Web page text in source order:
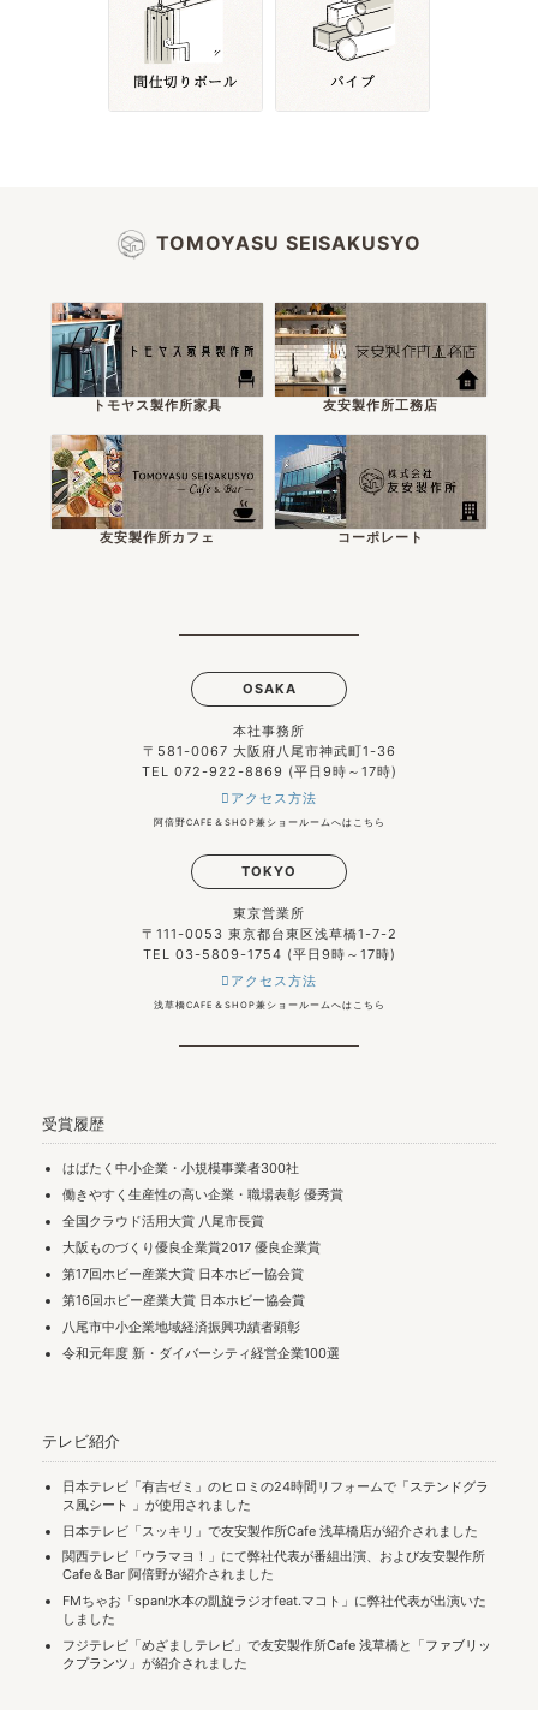
TOMOYASU SEISAKUSYO
トモヤス製作所家具 友安製作所工務店
友安製作所カフェ コーポレート
OSAKA
本社事務所
〒581-0067 大阪府八尾市神武町1-36
TEL 072-922-8869 (平日9時～17時)
アクセス方法
阿倍野CAFE＆SHOP兼ショールームへはこちら
TOKYO
東京営業所
〒111-0053 東京都台東区浅草橋1-7-2
TEL 03-5809-1754 (平日9時～17時)
アクセス方法
浅草橋CAFE＆SHOP兼ショールームへはこちら
受賞履歴
はばたく中小企業・小規模事業者300社
働きやすく生産性の高い企業・職場表彰 優秀賞
全国クラウド活用大賞 八尾市長賞
大阪ものづくり優良企業賞2017 優良企業賞
第17回ホビー産業大賞 日本ホビー協会賞
第16回ホビー産業大賞 日本ホビー協会賞
八尾市中小企業地域経済振興功績者顕彰
令和元年度 新・ダイバーシティ経営企業100選
テレビ紹介
日本テレビ「有吉ゼミ」のヒロミの24時間リフォームで「ステンドグラ
ス風シート
」が使用されました
日本テレビ「スッキリ」で友安製作所Cafe 浅草橋店が紹介されました
関西テレビ「ウラマヨ！」にて弊社代表が番組出演、および友安製作所
Cafe＆Bar 阿倍野が紹介されました
FMちゃお「span!水本の凱旋ラジオfeat.マコト」に弊社代表が出演いた
しました
フジテレビ「めざましテレビ」で友安製作所Cafe 浅草橋と「ファブリッ
クプランツ 」が紹介されました